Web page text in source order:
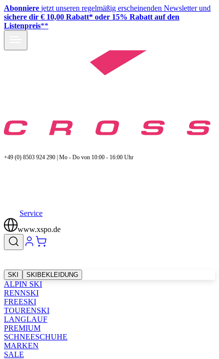
Abonniere jetzt unseren regelmäßig erscheinenden Newsletter und
sichere dir € 10,00 Rabatt* oder 15% Rabatt auf den
Listenpreis**
+49 (0) 8503 924 290 | Mo - Do von 10:00 - 16:00 Uhr
Service
www.xspo.de
SKI SKIBEKLEIDUNG
ALPIN SKI
RENNSKI
FREESKI
TOURENSKI
LANGLAUF
PREMIUM
SCHNEESCHUHE
MARKEN
SALE